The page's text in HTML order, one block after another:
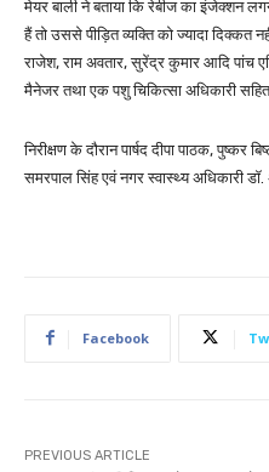
मेयर बाली ने बताया कि रेबीज का इंजेक्शन
हैं तो उससे पीड़ित व्यक्ति को ज्यादा दिक्कत
राजेश, राम अवतार, सुरेंद्र कुमार आदि पांच
मैनेजर तथा एक पशु चिकित्सा अधिकारी
निरीक्षण के दौरान पार्षद दीपा पाठक, पुष्कर
समरपाल सिंह एवं नगर स्वास्थ्य अधिकारी
Facebook
PREVIOUS ARTICLE